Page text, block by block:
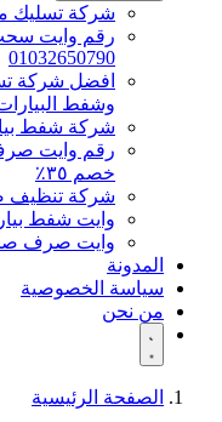
شركة تسليك مجاري
رقم وايت
01032650790
وشفط البيارات
شركة شفط بيارات بجدة
خصم ٣٥٪
شركة
وايت شفط بيارات
وايت صرف صحي بجدة
المدونة
سياسة الخصوصية
من نحن
الصفحة الرئيسية